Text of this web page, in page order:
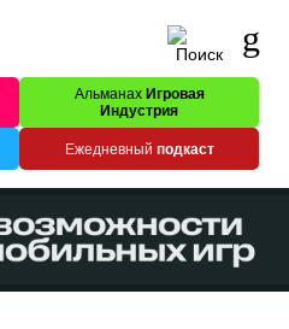
Альманах Игровая
Индустрия
Ежедневный подкаст